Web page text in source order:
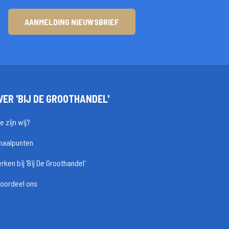
AANMELDING NIEUWSBRIEF
'BIJ DE GROOTHANDEL'
zijn wij?
bij 'Bij De Groothandel'
ons